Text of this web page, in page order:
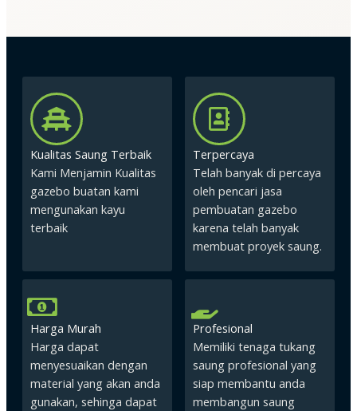
Kualitas Saung Terbaik
Kami Menjamin Kualitas
gazebo buatan kami
mengunakan kayu
terbaik
Terpercaya
Telah banyak di percaya
oleh pencari jasa
pembuatan gazebo
karena telah banyak
membuat proyek saung.
Harga Murah
Harga dapat
menyesuaikan dengan
material yang akan anda
gunakan, sehinga dapat
Profesional
Memiliki tenaga tukang
saung profesional yang
siap membantu anda
membangun saung